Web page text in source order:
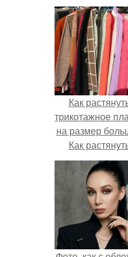
Как
трикотажное
на размер
Как
севший